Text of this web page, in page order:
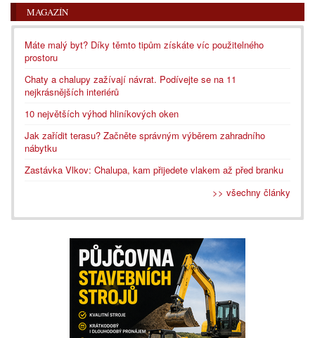
MAGAZÍN
Máte malý byt? Díky těmto tipům získáte víc použitelného
prostoru
Chaty a chalupy zažívají návrat. Podívejte se na 11
nejkrásnějších interiérů
10 největších výhod hliníkových oken
Jak zařídit terasu? Začněte správným výběrem zahradního
nábytku
Zastávka Vlkov: Chalupa, kam přijedete vlakem až před branku
>> všechny články